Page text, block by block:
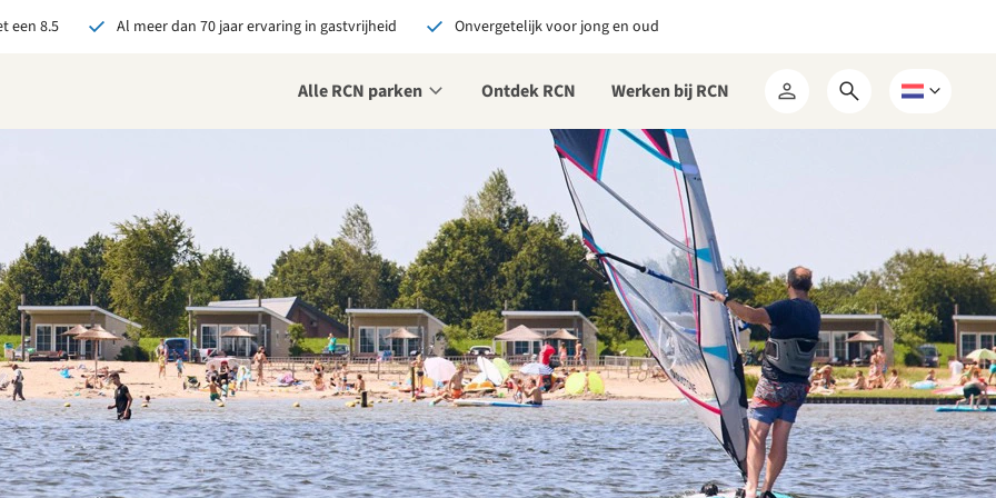
een 8.5 Al meer dan 70 jaar ervaring in gastvrijheid Onvergetelijk voor jong en oud
Alle RCN parken Ontdek RCN Werken bij RCN
Mijn
RCN
Open
zoekformulier
Kies
een
De beste prijsgarantie
Exclusieve voordelen
Persoonlijk contact
alle voordelen